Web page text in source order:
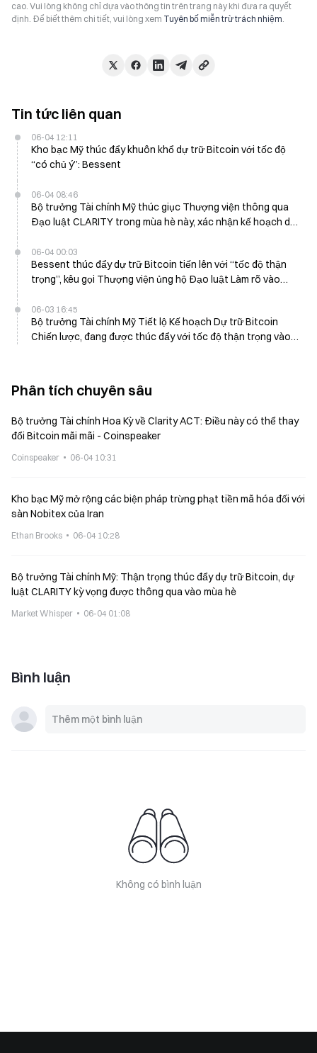
cao. Vui lòng không chỉ dựa vào thông tin trên trang này khi đưa ra quyết
định. Để biết thêm chi tiết, vui lòng xem Tuyên bố miễn trừ trách nhiệm.
Tin tức liên quan
06-04 12:11
Kho bạc Mỹ thúc đẩy khuôn khổ dự trữ Bitcoin với tốc độ
“có chủ ý”: Bessent
06-04 08:46
Bộ trưởng Tài chính Mỹ thúc giục Thượng viện thông qua
Đạo luật CLARITY trong mùa hè này, xác nhận kế hoạch dự
06-04 00:03
Bessent thúc đẩy dự trữ Bitcoin tiến lên với “tốc độ thận
trọng”, kêu gọi Thượng viện ủng hộ Đạo luật Làm rõ vào
06-03 16:45
Bộ trưởng Tài chính Mỹ Tiết lộ Kế hoạch Dự trữ Bitcoin
Chiến lược, đang được thúc đẩy với tốc độ thận trọng vào
Phân tích chuyên sâu
Bộ trưởng Tài chính Hoa Kỳ về Clarity ACT: Điều này có thể thay
đổi Bitcoin mãi mãi - Coinspeaker
Coinspeaker 06-04 10:31
Kho bạc Mỹ mở rộng các biện pháp trừng phạt tiền mã hóa đối với
sàn Nobitex của Iran
Ethan Brooks 06-04 10:28
Bộ trưởng Tài chính Mỹ: Thận trọng thúc đẩy dự trữ Bitcoin, dự
luật CLARITY kỳ vọng được thông qua vào mùa hè
Market Whisper 06-04 01:08
Bình luận
Không có bình luận